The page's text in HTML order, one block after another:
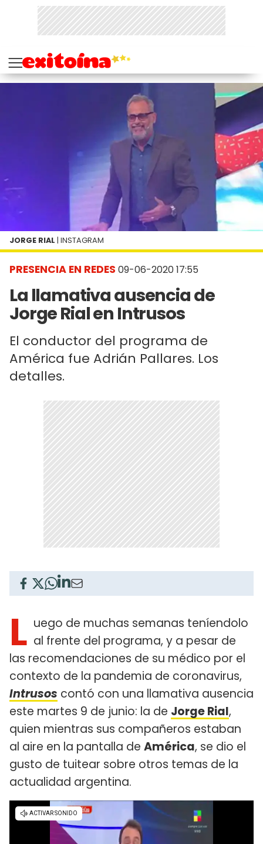
PRESENCIA EN REDES 09-06-2020 17:55
La llamativa ausencia de
Jorge Rial en Intrusos
El conductor del programa de
América fue Adrián Pallares. Los
detalles.
JORGE RIAL | INSTAGRAM
L uego de muchas semanas teníendolo
al frente del programa, y a pesar de
las recomendaciones de su médico por el
contexto de la pandemia de coronavirus,
Intrusos contó con una llamativa ausencia
este martes 9 de junio: la de Jorge Rial,
quien mientras sus compañeros estaban
al aire en la pantalla de América, se dio el
gusto de tuitear sobre otros temas de la
actualidad argentina.